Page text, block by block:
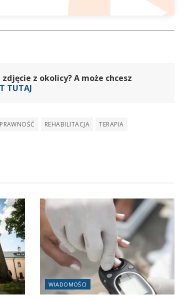
z okolicy? A może chcesz
TUTAJ
REHABILITACJA TERAPIA
WIADOMOŚCI